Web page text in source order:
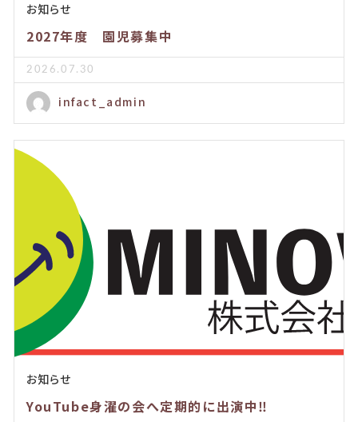
お知らせ
2027年度 園児募集中
2026.07.30
infact_admin
お知らせ
YouTube身濯の会へ定期的に出演中‼️